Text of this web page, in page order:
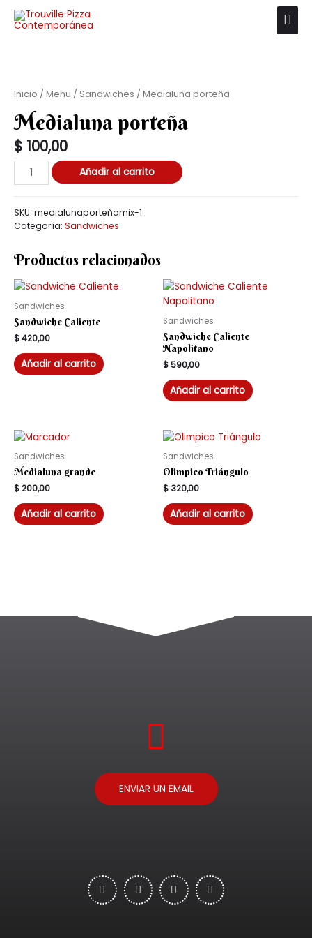
Inicio / Menu / Sandwiches / Medialuna porteña
Medialuna porteña
$ 100,00
Añadir al carrito
SKU: medialunaporteñamix-1
Categoría: Sandwiches
Productos relacionados
Sandwiches
Sandwiche Caliente
$420,00
Añadir al carrito
Sandwiches
Sandwiche Caliente
Napolitano
$590,00
Añadir al carrito
Sandwiches
Medialuna grande
$200,00
Añadir al carrito
Sandwiches
Olimpico Triángulo
$ 320,00
Añadir al carrito
ENVIAR UN EMAIL